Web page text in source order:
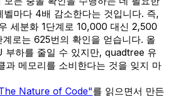
벨마다 4배 감소한다는 것입니다. 즉,
세분화 1단계로 10,000 대신 2,500
로는 625번의 확인을 얻습니다. 올
부하를 줄일 수 있지만, quadtree 유
과 메모리를 소비한다는 것을 잊지 마
Nature of Code"를 읽으면서 만든